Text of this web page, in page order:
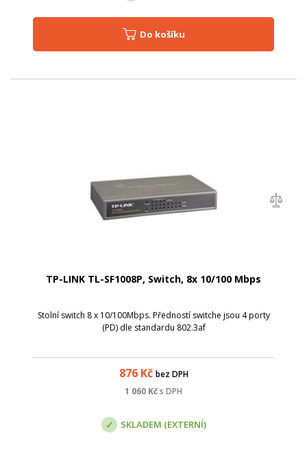
Do košíku
TP-LINK TL-SF1008P, Switch, 8x 10/100 Mbps
Stolní switch 8 x 10/100Mbps. Předností switche jsou 4 porty
(PD) dle standardu 802.3af
876Kč bez DPH
1 060 Kčs DPH
SKLADEM (EXTERNÍ)